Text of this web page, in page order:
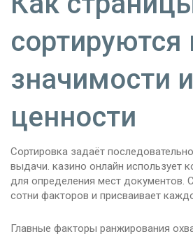
сортируются
значимости и
ценности
Сортировка задаёт
выдачи. казино онлайн использует
для определения мест документов.
сотни факторов и присваивает
Главные факторы ранжирования